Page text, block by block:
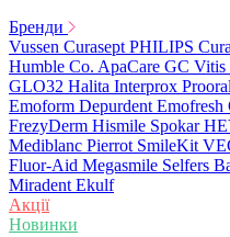
Бренди
Vussen Curasept PHILIPS
Humble Co. ApaCare GC Vitis
GLO32 Halita Interprox Prooral
Emoform Depurdent Emofresh
FrezyDerm Hismile Spokar
Mediblanc Pierrot SmileKit
Fluor-Aid Megasmile Selfers
Miradent Ekulf
Акції
Новинки